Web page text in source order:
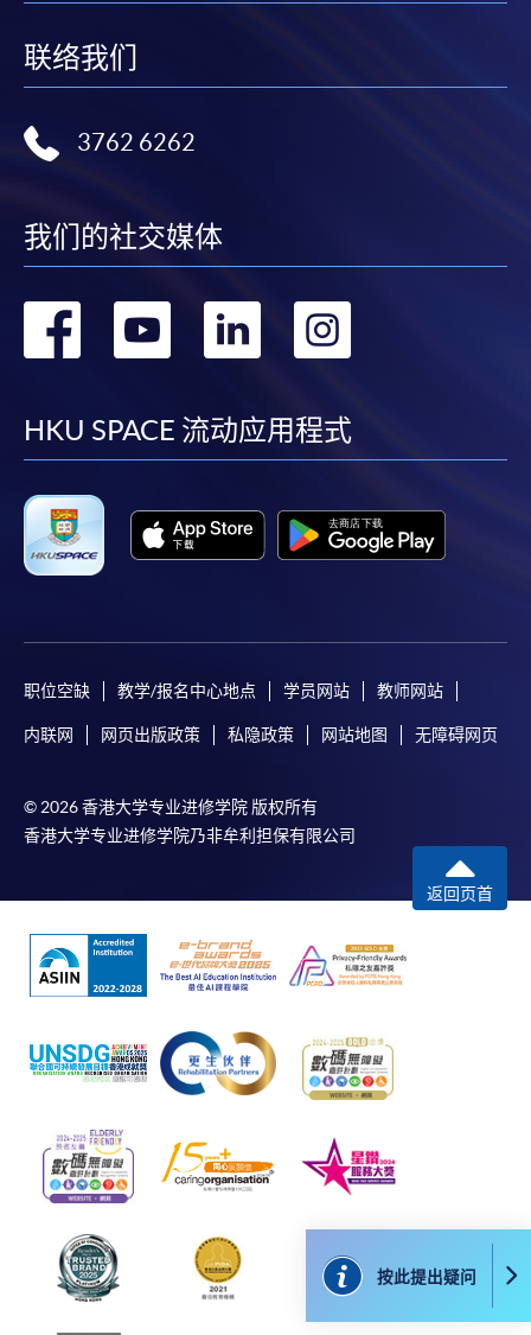
或可将上述文件一并寄交各报名中心，信封上请注明
「报读课程」，惟学院对邮递失误而遗失的支票及个
3. VISA / Mastercard
Mastercard（包括「香港大学专业进修学院
Mastercard卡」）缴付学费。香港大学专业进修学院
享有十个月免息分期付款优惠，惟课程申请人必须为
信用卡持有人。详情请向学院报名中心职员查询。
大部份公开招生的课程（以先到先得形式报名）及个
网上使用「缴费灵」（不适用於手机）、VISA或
Mastercard缴付有关课程的报名费或学费。除上述支
付方式之外，如就读学历颁授课程设有网上服务，学
参阅报名办法 -网上报名服务。
注意事项:
名程序，建议申请人亲身到学院报名中心报名，并避
免使用支票付款。
除由学院裁定的特殊情况（例如课程因报名人数不足
而取消）之外，一切已缴费用概不退还。如获学院批
准退还款项，以现金、易办事、微信支付、支付宝、
支票或缴费灵（只限网上付款）方式缴交之款项，将
以支票退款；以信用卡缴交之款项，退款将直接退还
到支付款项时使用的信用卡户口。
除本学院网页所列明的学费外，个别课程或有其他额
外收费，详情请联络有关学科职员。
学费及学额不得转让他人。一经取录，学员不得转读
其他课程，惟学院对特殊情况，可酌情处理。转读申
学院对邮递失误而遗失的支票或本票、付款收据或个
人资料，概不负责。
若学员有意申请付款证明书，请把填妥之申请表、贴
按此提出疑问
折
联络我们
3762 6262
我们的社交媒体
转
facebook
转
youtube
转
linkedin
HKU SPACE 流动应用程式
职位空缺 教学/报名中心地点 学员网站 教师网站
内联网 网页出版政策 私隐政策 网站地图 无障碍网页
© 2026 香港大学专业进修学院 版权所有
香港大学专业进修学院乃非牟利担保有限公司
返回页首